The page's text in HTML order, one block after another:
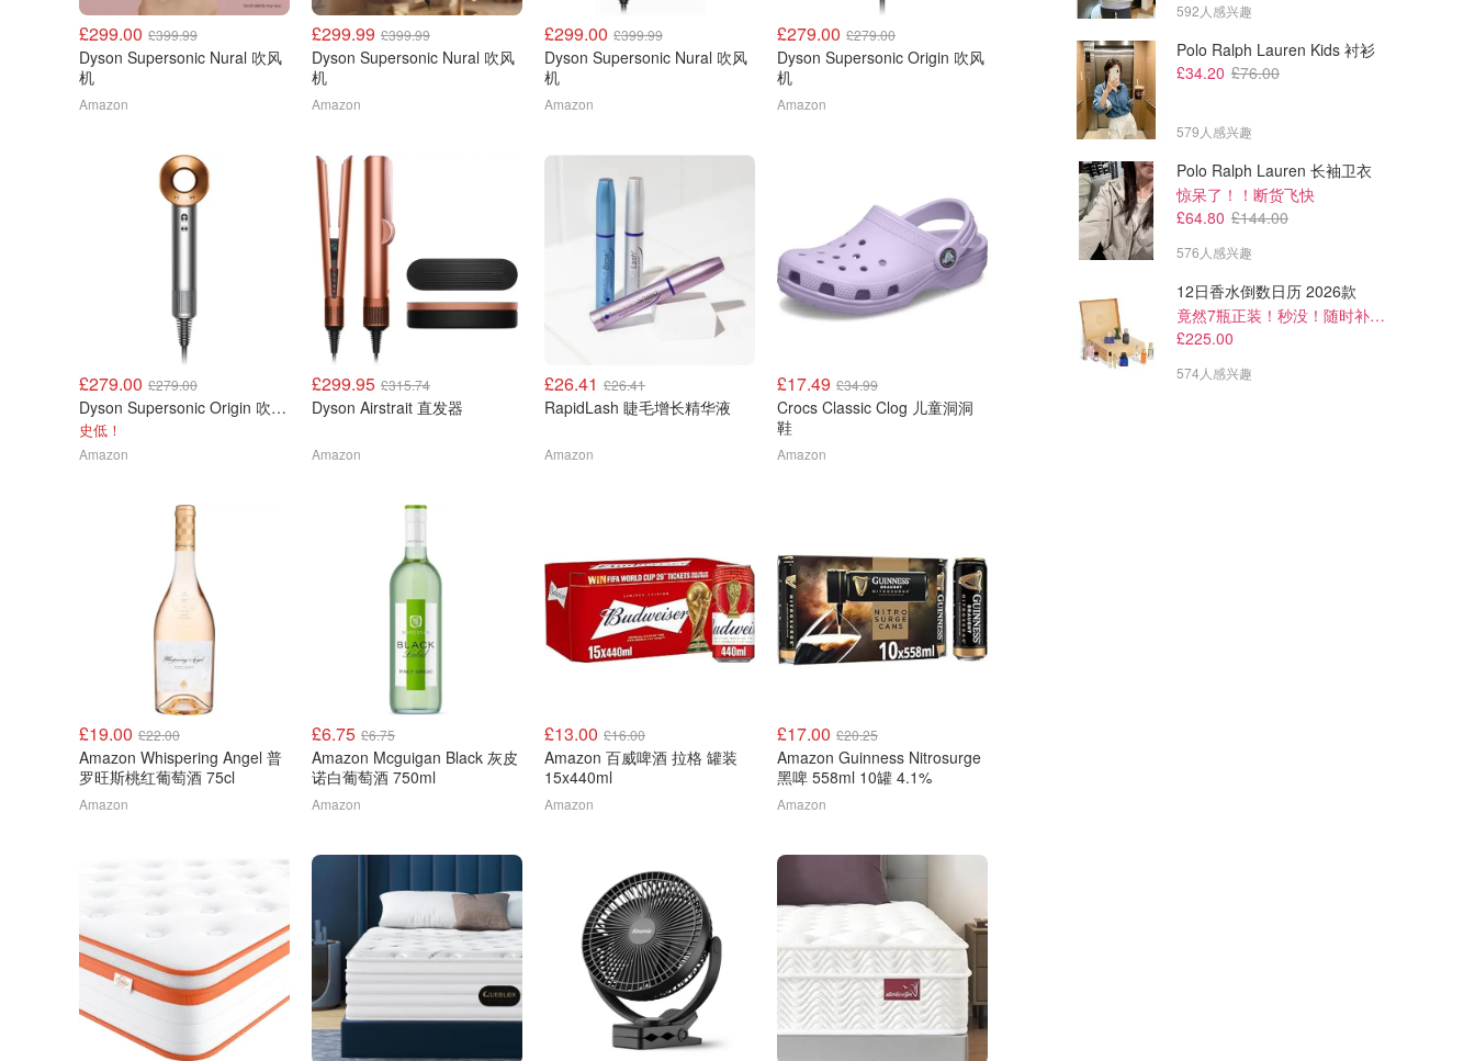
£299.00 £399.99
Dyson Supersonic Nural 吹风
机
Amazon
£299.99 £399.99
Dyson Supersonic Nural 吹风
机
Amazon
£299.00 £399.99
Dyson Supersonic Nural 吹风
机
Amazon
£279.00 £279.00
Dyson Supersonic Origin 吹风
机
Amazon
£279.00 £279.00
Dyson Supersonic Origin 吹风机
史低！
Amazon
£299.95 £315.74
Dyson Airstrait 直发器
Amazon
£26.41 £26.41
RapidLash 睫毛增长精华液
Amazon
£17.49 £34.99
Crocs Classic Clog 儿童洞洞
鞋
Amazon
£19.00 £22.00
Amazon Whispering Angel 普
罗旺斯桃红葡萄酒 75cl
Amazon
£6.75 £6.75
Amazon Mcguigan Black 灰皮
诺白葡萄酒 750ml
Amazon
£13.00 £16.00
Amazon 百威啤酒 拉格 罐装
15x440ml
Amazon
£17.00 £20.25
Amazon Guinness Nitrosurge
黑啤 558ml 10罐 4.1%
Amazon
592人感兴趣
Polo Ralph Lauren Kids 衬衫
£34.20 £76.00
579人感兴趣
Polo Ralph Lauren 长袖卫衣
惊呆了！！断货飞快
£64.80 £144.00
576人感兴趣
12日香水倒数日历 2026款
竟然7瓶正装！秒没！随时补货蹲！！！
£225.00
574人感兴趣